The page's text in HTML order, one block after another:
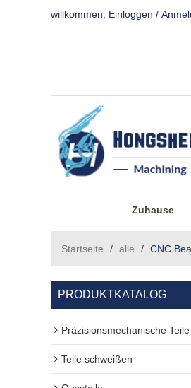
willkommen, Einloggen /
Zuhause
Startseite / alle / CNC
PRODUKTKATALOG
Präzisionsmechanische Teile
Teile schweißen